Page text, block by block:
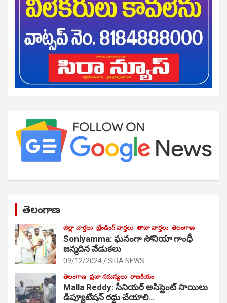
తెలంగాణ
జిల్లా వార్తలు ట్రేండింగ్ వార్తలు తాజా వార్తలు తెలంగాణ
Soniyamma: ఘ‌నంగా సోనియా గాంధీ
జ‌న్మ‌దిన వేడుక‌లు
09/12/2024 SIRA NEWS
తెలంగాణ ప్రజా సమస్యలు రాజకీయం
Malla Reddy: సీనియర్ అసిస్టెంట్ సాయిలు
డిప్యూటేషన్ రద్దు చేయాలి…